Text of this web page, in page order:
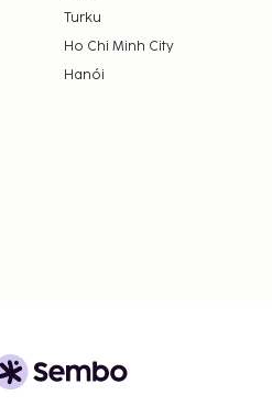
Turku
Ho Chi Minh City
Hanói